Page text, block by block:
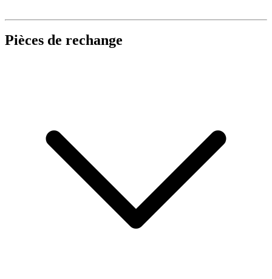
Pièces de rechange